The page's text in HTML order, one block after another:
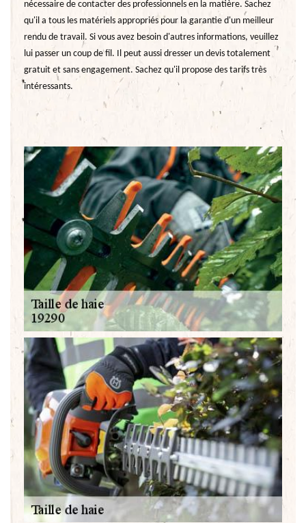
nécessaire de contacter des professionnels en la matière. Sachez
qu'il a tous les matériels appropriés pour la garantie d'un meilleur
rendu de travail. Si vous avez besoin d'autres informations, veuillez
lui passer un coup de fil. Il peut aussi dresser un devis totalement
gratuit et sans engagement. Sachez qu'il propose des tarifs très
intéressants.